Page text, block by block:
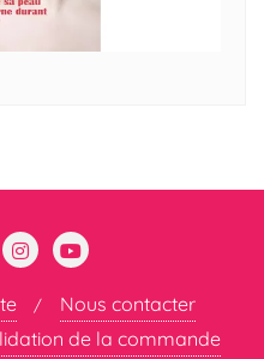
Nous contacter
de la commande